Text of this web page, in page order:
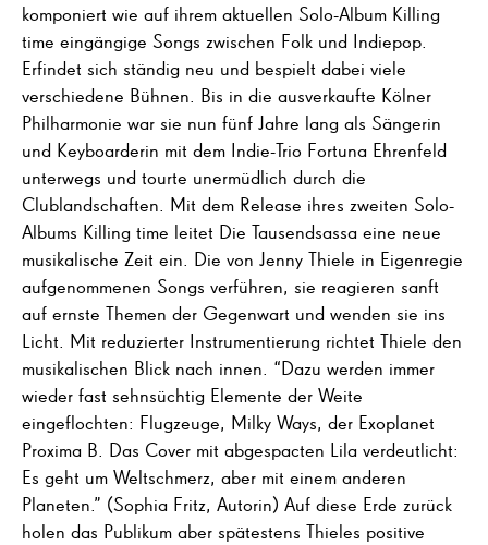
komponiert wie auf ihrem aktuellen Solo-Album Killing
time eingängige Songs zwischen Folk und Indiepop.
Erfindet sich ständig neu und bespielt dabei viele
verschiedene Bühnen. Bis in die ausverkaufte Kölner
Philharmonie war sie nun fünf Jahre lang als Sängerin
und Keyboarderin mit dem Indie-Trio Fortuna Ehrenfeld
unterwegs und tourte unermüdlich durch die
Clublandschaften. Mit dem Release ihres zweiten Solo-
Albums Killing time leitet Die Tausendsassa eine neue
musikalische Zeit ein. Die von Jenny Thiele in Eigenregie
aufgenommenen Songs verführen, sie reagieren sanft
auf ernste Themen der Gegenwart und wenden sie ins
Licht. Mit reduzierter Instrumentierung richtet Thiele den
musikalischen Blick nach innen. “Dazu werden immer
wieder fast sehnsüchtig Elemente der Weite
eingeflochten: Flugzeuge, Milky Ways, der Exoplanet
Proxima B. Das Cover mit abgespacten Lila verdeutlicht:
Es geht um Weltschmerz, aber mit einem anderen
Planeten.” (Sophia Fritz, Autorin) Auf diese Erde zurück
holen das Publikum aber spätestens Thieles positive